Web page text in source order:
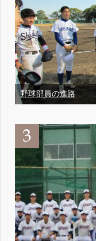
野球部員の進路